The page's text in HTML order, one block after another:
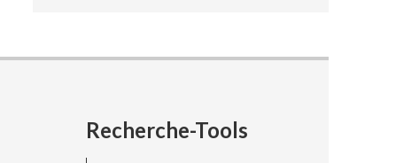
Recherche-Tools